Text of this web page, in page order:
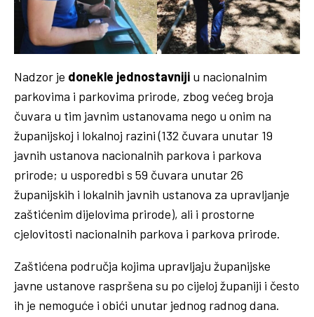
Nadzor je donekle jednostavniji u nacionalnim
parkovima i parkovima prirode, zbog većeg broja
čuvara u tim javnim ustanovama nego u onim na
županijskoj i lokalnoj razini (132 čuvara unutar 19
javnih ustanova nacionalnih parkova i parkova
prirode; u usporedbi s 59 čuvara unutar 26
županijskih i lokalnih javnih ustanova za upravljanje
zaštićenim dijelovima prirode), ali i prostorne
cjelovitosti nacionalnih parkova i parkova prirode.
Zaštićena područja kojima upravljaju županijske
javne ustanove raspršena su po cijeloj županiji i često
ih je nemoguće i obići unutar jednog radnog dana.